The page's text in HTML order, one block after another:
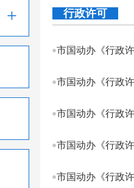
行政许可
市国动办《行政
市国动办《行政
市国动办《行政
市国动办《行政
市国动办《行政